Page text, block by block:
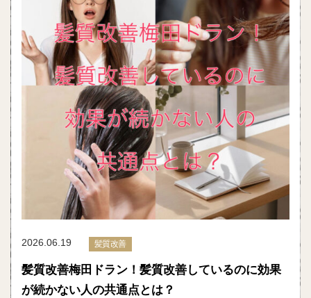
2026.06.19 髪質改善
髪質改善梅田ドラン！髪質改善しているのに効果
が続かない人の共通点とは？